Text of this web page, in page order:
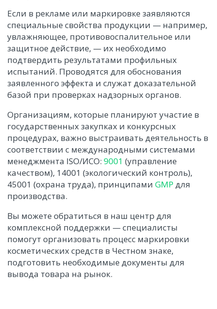
Если в рекламе или маркировке заявляются
специальные свойства продукции — например,
увлажняющее, противовоспалительное или
защитное действие, — их необходимо
подтвердить результатами профильных
испытаний. Проводятся для обоснования
заявленного эффекта и служат доказательной
базой при проверках надзорных органов.
Организациям, которые планируют участие в
государственных закупках и конкурсных
процедурах, важно выстраивать деятельность в
соответствии с международными системами
менеджмента ISO/ИСО: 9001 (управление
качеством), 14001 (экологический контроль),
45001 (охрана труда), принципами GMP для
производства.
Вы можете обратиться в наш центр для
комплексной поддержки — специалисты
помогут организовать процесс маркировки
косметических средств в Честном знаке,
подготовить необходимые документы для
вывода товара на рынок.